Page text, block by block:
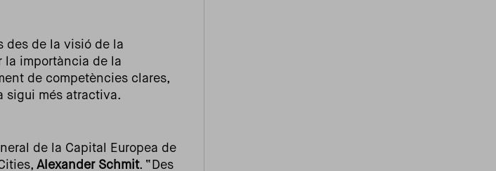
des de la visió de la
la importància de la
de competències clares,
sigui més atractiva.
de la Capital Europea de
Alexander Schmit. “Des